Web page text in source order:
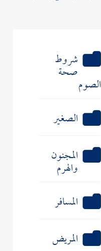
شروط
صحة
الصوم
الصغير
المجنون
والهرم
المسافر
المريض